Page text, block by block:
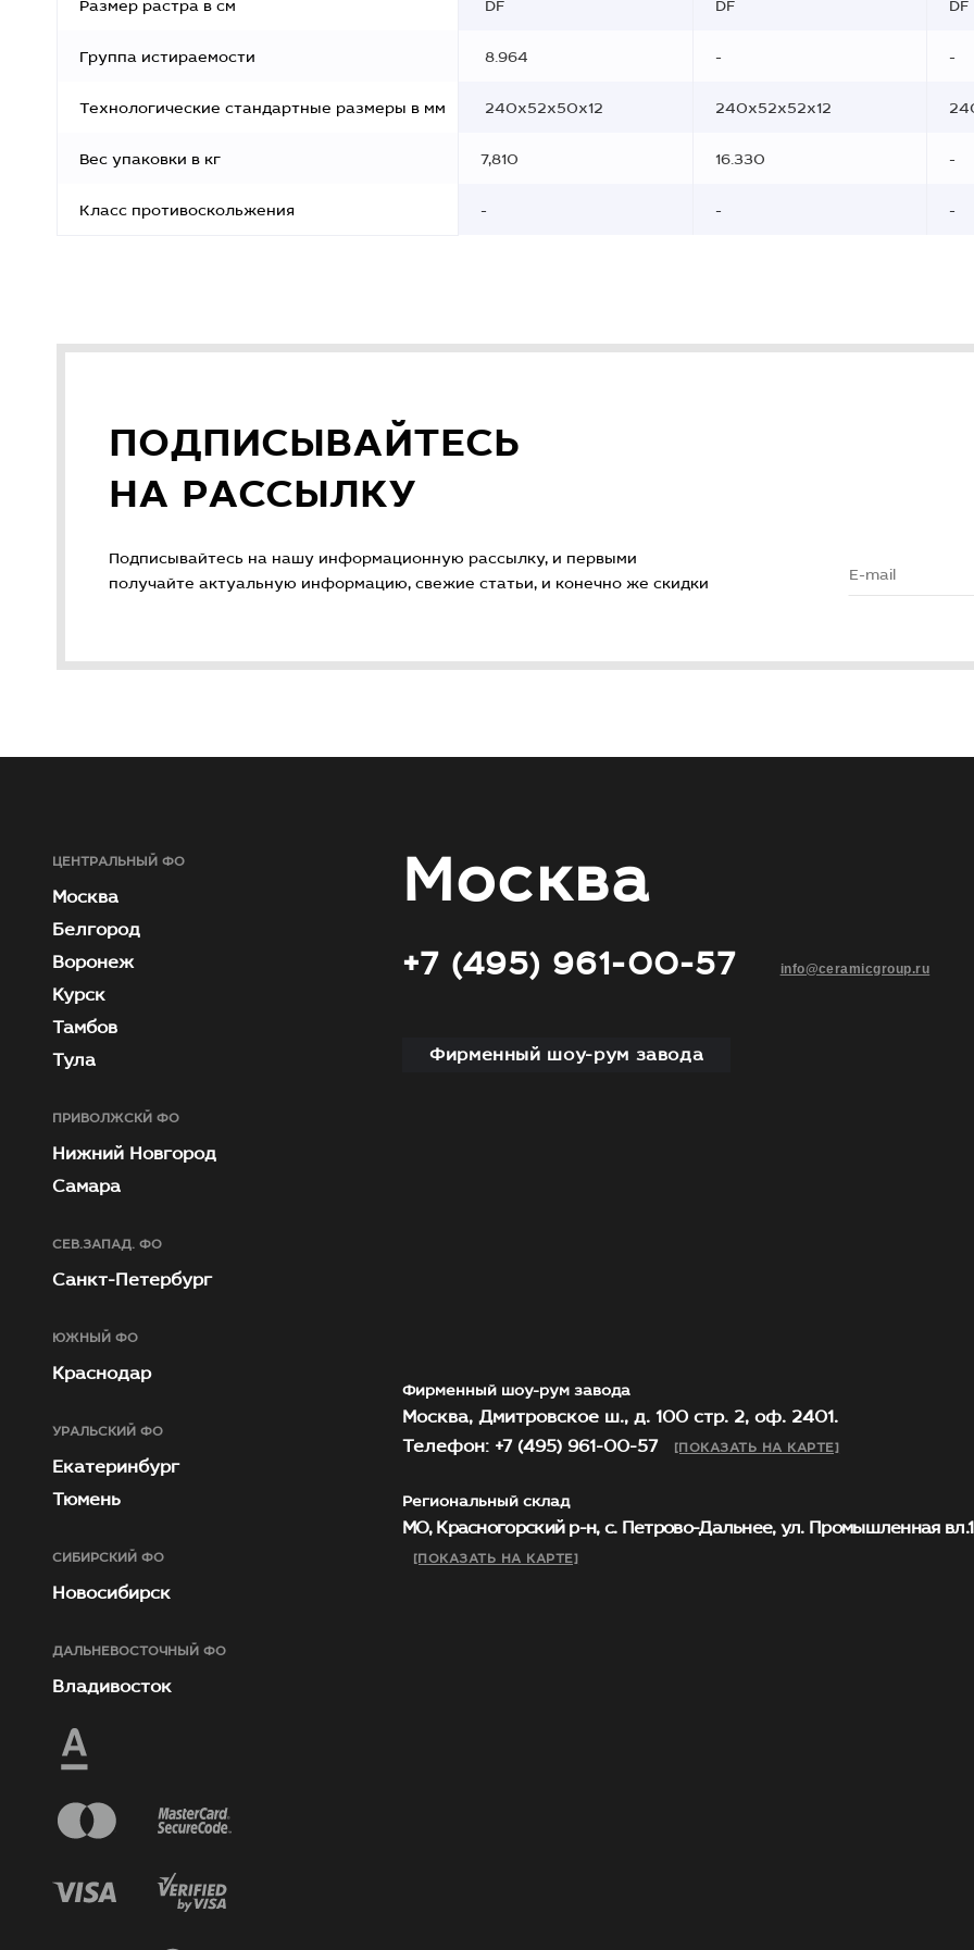
Размер растра в см DF DF DF
Группа истираемости 8.964 - -
Технологические стандартные размеры в мм 240x52x50x12 240x52x52x12
Вес упаковки в кг 7,810 16.330 -
Класс противоскольжения - - -
ПОДПИСЫВАЙТЕСЬ
НА РАССЫЛКУ
Подписывайтесь на нашу информационную рассылку, и первыми
получайте актуальную информацию, свежие статьи, и конечно же скидки
ЦЕНТРАЛЬНЫЙ ФО
Москва
Белгород
Воронеж
Курск
Тамбов
Тула
ПРИВОЛЖСКЙ ФО
Нижний Новгород
Самара
СЕВ.ЗАПАД. ФО
Санкт-Петербург
ЮЖНЫЙ ФО
Краснодар
УРАЛЬСКИЙ ФО
Екатеринбург
Тюмень
СИБИРСКИЙ ФО
Новосибирск
ДАЛЬНЕВОСТОЧНЫЙ ФО
Владивосток
Москва
+7 (495) 961-00-57 info@ceramicgroup.ru
Фирменный шоу-рум завода
Фирменный шоу-рум завода
Москва, Дмитровское ш., д. 100 стр. 2, оф. 2401.
Телефон: +7 (495) 961-00-57
[ПОКАЗАТЬ НА КАРТЕ]
Региональный склад
МО, Красногорский р-н, с. Петрово-Дальнее, ул. Промышленная
[ПОКАЗАТЬ НА КАРТЕ]